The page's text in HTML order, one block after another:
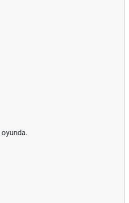
oyunda.